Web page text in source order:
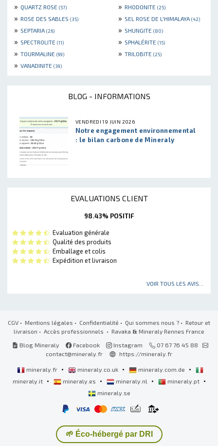
» QUARTZ ROSE (57) » RHODONITE (25)
» ROSE DES SABLES (35) » SEL ROSE DE L'HIMALAYA (42)
» SEPTARIA (26) » SHUNGITE (80)
» SPECTROLITE (11) » SPHALÉRITE (15)
» TOURMALINE (99) » TRILOBITE (25)
» VANADINITE (39)
BLOG - INFORMATIONS
VENDREDI 19 JUIN 2026
Notre engagement environnemental
: le bilan carbone de Mineraly
EVALUATIONS CLIENT
98.43% POSITIF
Evaluation générale
Qualité des produits
Emballage et colis
Expédition et livraison
VOIR TOUS LES AVIS...
CGV • Mentions légales • Confidentialité • Qui sommes nous ? • Retour et
livraison • Accès professionnels • Ravaka & Mineraly Rennes France
Blog Mineraly
Facebook Instagram
07 67 76 45 88
contact@mineraly.fr
https://mineraly.fr
mineraly.fr • mineraly.co.uk • mineraly.com.de •
mineraly.it • mineraly.es • mineraly.nl • mineraly.pt •
mineraly.se
🌱 Éco-hébergé par DRI